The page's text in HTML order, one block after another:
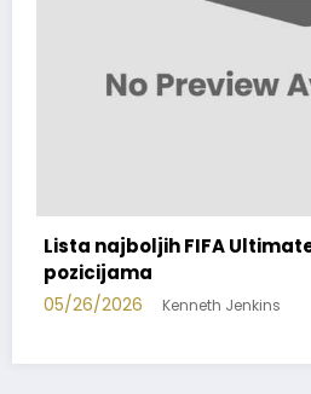
najboljih FIFA Ultimate Team
2026 Kenneth Jenkins